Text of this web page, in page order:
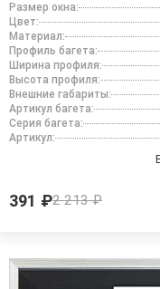
Размер окна:
Цвет:
Материал:
Профиль багета:
Ширина профиля:
Высота профиля:
Внешние габариты:
Артикул багета:
Серия багета:
Артикул:
391 ₽2 213 ₽